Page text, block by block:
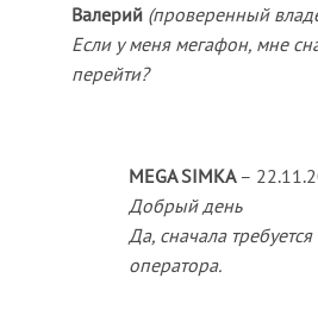
Валерий (проверенный
Если у меня мегафон, мне
перейти?
MEGA SIMKA –
Добрый день
Да, сначала
оператора.